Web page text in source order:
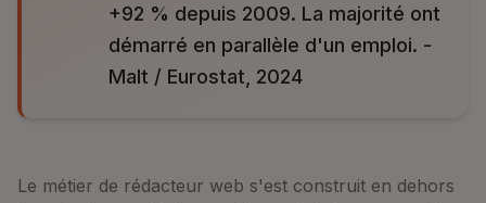
+92 % depuis 2009. La majorité ont
démarré en parallèle d'un emploi. -
Malt / Eurostat, 2024
Le métier de rédacteur web s'est construit en dehors